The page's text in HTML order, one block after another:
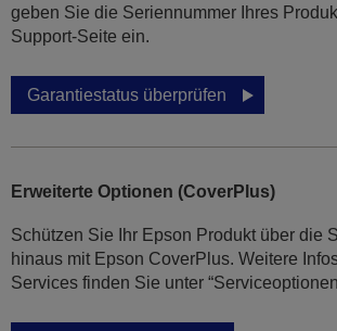
geben Sie die Seriennummer Ihres
Support-Seite ein.
Garantiestatus überprüfen
Erweiterte Optionen (CoverPlus)
Schützen Sie Ihr Epson Produkt über die
hinaus mit Epson CoverPlus. Weitere
Services finden Sie unter